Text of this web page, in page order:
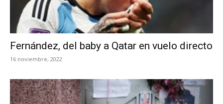
Fernández, del baby a Qatar en vuelo directo
16 noviembre, 2022